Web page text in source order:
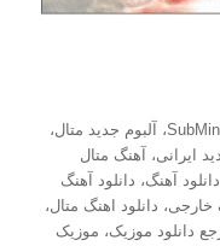
، آلبوم جدید متال،
ایرانی،
آهنگ متال
دانلود آهنگ، دانلود آهنگ
خارجی، دانلود اهنگ متال،
دانلود موزیک، موزیک